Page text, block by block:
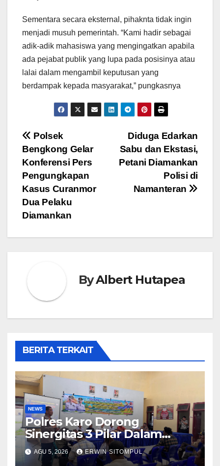
Sementara secara eksternal, pihaknta tidak ingin
menjadi musuh pemerintah. “Kami hadir sebagai
adik-adik mahasiswa yang mengingatkan apabila
ada pejabat publik yang lupa pada posisinya atau
lalai dalam mengambil keputusan yang
berdampak kepada masyarakat,” pungkasnya
Navigasi
pos
Diduga Edarkan
Sabu dan Ekstasi,
Petani Diamankan
Polisi di
Namanteran
Polsek
Bengkong Gelar
Konferensi Pers
Pengungkapan
Kasus Curanmor
Dua Pelaku
Diamankan
ByAlbert Hutapea
BERITA TERKAIT
NEWS
Polres Karo Dorong
Sinergitas 3 Pilar Dalam
Pelatihan Pencengahan dan
Mitigasi Bencana Tahun 2026
AGU 5, 2026 ERWIN SITOMPUL